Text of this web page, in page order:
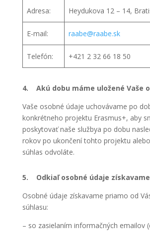
Adresa: Heydukova 12 – 14,
E-mail: raabe@raabe.sk
Telefón: +421 2 32 66 18 50
4. Akú dobu máme uložené Vaše
Vaše osobné údaje uchovávame po
konkrétneho projektu Erasmus+, aby
poskytovať naše službya po dobu
rokov po ukončení tohto projektu
súhlas odvoláte.
5. Odkiaľ osobné údaje
Osobné údaje získavame priamo od
súhlasu:
– so zasielaním informačných emailov